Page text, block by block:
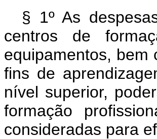
§ 1º As
centros de
equipamentos, bem
fins de
nível superior,
formação
consideradas para